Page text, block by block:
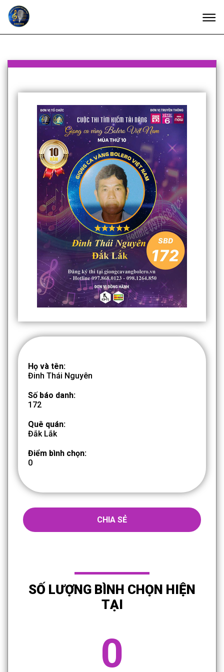
Họ và tên:
Đinh Thái Nguyên
Số báo danh:
172
Quê quán:
Đắk Lắk
Điểm bình chọn:
0
CHIA SẺ
SỐ LƯỢNG BÌNH CHỌN HIỆN
TẠI
0